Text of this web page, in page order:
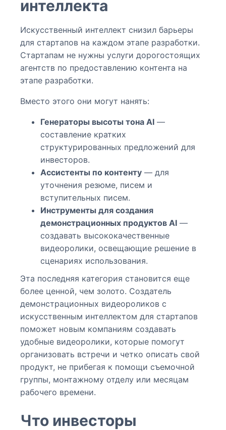
интеллекта
Искусственный интеллект снизил барьеры
для стартапов на каждом этапе разработки.
Стартапам не нужны услуги дорогостоящих
агентств по предоставлению контента на
этапе разработки.
Вместо этого они могут нанять:
Генераторы высоты тона AI —
составление кратких
структурированных предложений для
инвесторов.
Ассистенты по контенту — для
уточнения резюме, писем и
вступительных писем.
Инструменты для создания
демонстрационных продуктов AI —
создавать высококачественные
видеоролики, освещающие решение в
сценариях использования.
Эта последняя категория становится еще
более ценной, чем золото. Создатель
демонстрационных видеороликов с
искусственным интеллектом для стартапов
поможет новым компаниям создавать
удобные видеоролики, которые помогут
организовать встречи и четко описать свой
продукт, не прибегая к помощи съемочной
группы, монтажному отделу или месяцам
рабочего времени.
Что инвесторы